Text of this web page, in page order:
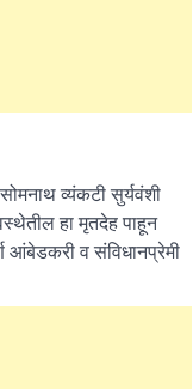
व्यंकटी सुर्यवंशी
हा मृतदेह पाहून
आंबेडकरी व संविधानप्रेमी